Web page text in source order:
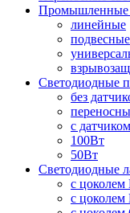
Промышленные
линейные
подвесные
Светодиодные
без
с
100Вт
50Вт
Светодиодные
с цоколем
с цоколем